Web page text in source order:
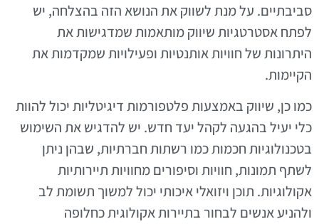
סביבתיים. על מנת לשווק את הנושא הזה בהצלחה, יש
לפתח אסטרטגיות שיווק מותאמות שמדגישות את
היתרונות של חוויות אותנטיות ופעילויות שמקדמות את
הקיימות.
כמו כן, שיווק באמצעות פלטפורמות דיגיטליות יכול להוות
כלי יעיל בהגעה לקהל יעד חדש. יש להדגיש את השימוש
בטכנולוגיות חכמות כמו רשתות חברתיות, שבהן ניתן
לשתף תמונות, חוויות וסיפורים מחוויות תיירותיות
אקולוגיות. תוכן ויזואלי איכותי יכול למשוך תשומת לב
ולהניע אנשים לבחור בתיירות אקולוגית כחלופה